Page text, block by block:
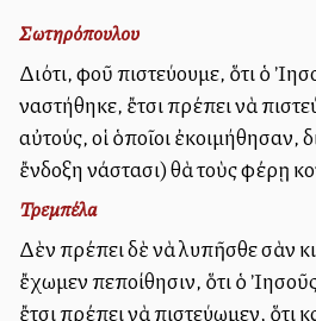
Σωτηρόπουλου
Διότι, ἀφοῦ πιστεύουμε, ὅτι ὁ
ἀναστήθηκε, ἔτσι πρέπει νὰ
αὐτούς, οἱ ὁποῖοι ἐκοιμήθησαν,
ἔνδοξη ἀνάστασι) θὰ τοὺς φέρῃ
Τρεμπέλα
Δὲν πρέπει δὲ νὰ λυπῆσθε σὰν
ἔχωμεν πεποίθησιν, ὅτι ὁ Ἰησοῦς
ἔτσι πρέπει νὰ πιστεύωμεν, ὅτι